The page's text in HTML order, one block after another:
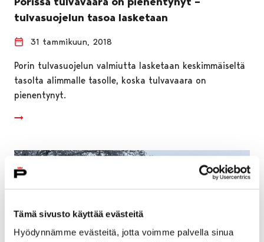
Tämä sivusto käyttää evästeitä
Hyödynnämme evästeitä, jotta voimme palvella sinua
tulvasuojelun tasoa lasketaan
31 tammikuun, 2018
Porin tulvasuojelun valmiutta lasketaan keskimmäiseltä
tasolta alimmalle tasolle, koska tulvavaara on
pienentynyt.